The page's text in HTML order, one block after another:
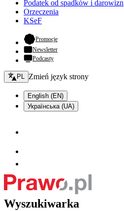
Podatek od spadków i darowizn
Orzeczenia
KSeF
Promocje- otwiera się w nowej karcie
Newsletter
Podcasty
Zmień język - bieżący:
PL Zmień język strony
English (EN)
Українська (UA)
Wyszukiwarka